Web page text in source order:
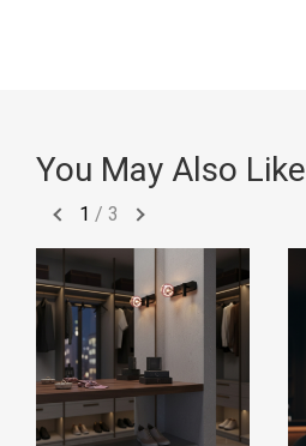
You May Also Like
1 / 3